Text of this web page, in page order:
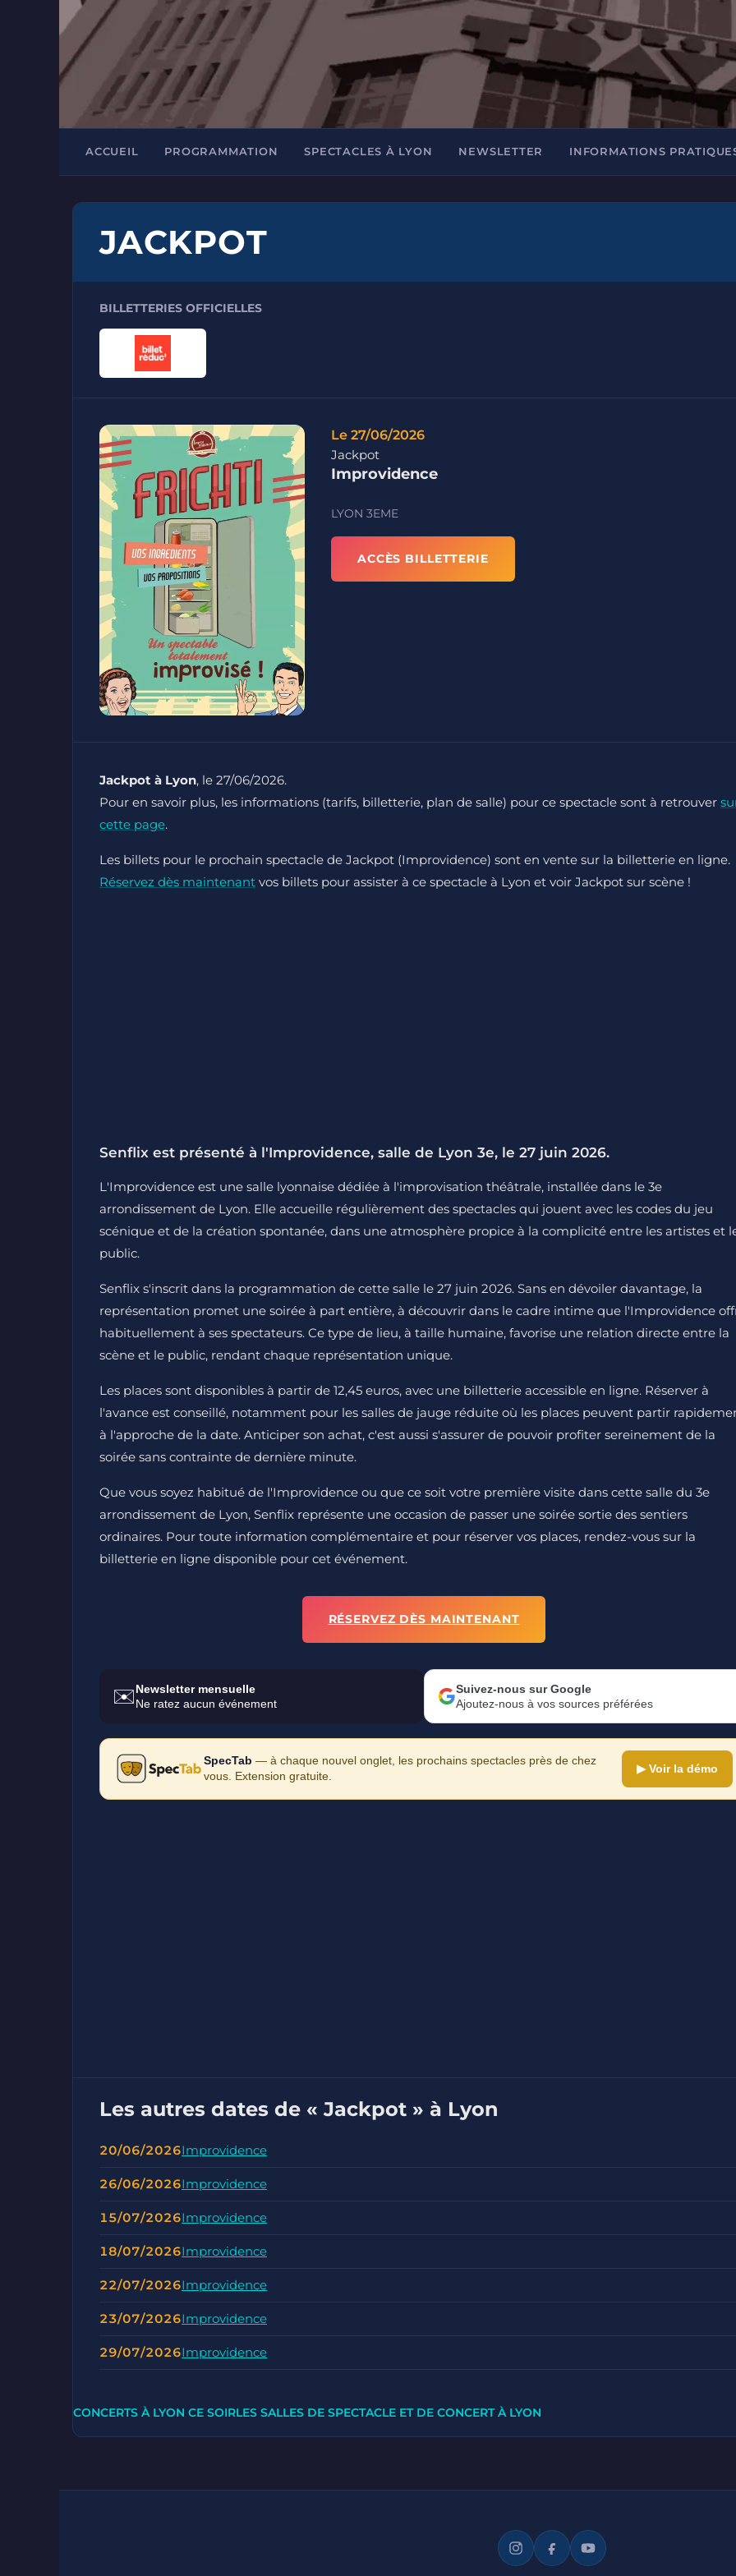
ACCUEIL PROGRAMMATION SPECTACLES À LYON NEWSLETTER INFORMATIONS
JACKPOT
BILLETTERIES OFFICIELLES
Le 27/06/2026
Jackpot
Improvidence
LYON 3EME
ACCÈS BILLETTERIE
Jackpot à Lyon, le 27/06/2026.
Pour en savoir plus, les informations (tarifs, billetterie, plan de salle) pour ce spectacle sont à retrouver
cette page.
Les billets pour le prochain spectacle de Jackpot (Improvidence) sont en vente sur la billetterie en ligne.
Réservez dès maintenant vos billets pour assister à ce spectacle à Lyon et voir Jackpot sur scène !
Senflix est présenté à l'Improvidence, salle de Lyon 3e, le 27 juin 2026.
L'Improvidence est une salle lyonnaise dédiée à l'improvisation théâtrale, installée dans le 3e
arrondissement de Lyon. Elle accueille régulièrement des spectacles qui jouent avec les codes du jeu
scénique et de la création spontanée, dans une atmosphère propice à la complicité entre les artistes et
public.
Senflix s'inscrit dans la programmation de cette salle le 27 juin 2026. Sans en dévoiler davantage, la
représentation promet une soirée à part entière, à découvrir dans le cadre intime que l'Improvidence
habituellement à ses spectateurs. Ce type de lieu, à taille humaine, favorise une relation directe entre la
scène et le public, rendant chaque représentation unique.
Les places sont disponibles à partir de 12,45 euros, avec une billetterie accessible en ligne. Réserver à
l'avance est conseillé, notamment pour les salles de jauge réduite où les places peuvent partir
à l'approche de la date. Anticiper son achat, c'est aussi s'assurer de pouvoir profiter sereinement de la
soirée sans contrainte de dernière minute.
Que vous soyez habitué de l'Improvidence ou que ce soit votre première visite dans cette salle du 3e
arrondissement de Lyon, Senflix représente une occasion de passer une soirée sortie des sentiers
ordinaires. Pour toute information complémentaire et pour réserver vos places, rendez-vous sur la
billetterie en ligne disponible pour cet événement.
RÉSERVEZ DÈS MAINTENANT
✉️Newsletter mensuelle
Ne ratez aucun événement
Suivez-nous sur Google
Ajoutez-nous à vos sources préférées
SpecTab — à chaque nouvel onglet, les prochains spectacles près de chez
vous. Extension gratuite.
▶ Voir la démo
Les autres dates de « Jackpot » à Lyon
20/06/2026Improvidence
26/06/2026Improvidence
15/07/2026Improvidence
18/07/2026Improvidence
22/07/2026Improvidence
23/07/2026Improvidence
29/07/2026Improvidence
CONCERTS À LYON CE SOIRLES SALLES DE SPECTACLE ET DE CONCERT À LYON